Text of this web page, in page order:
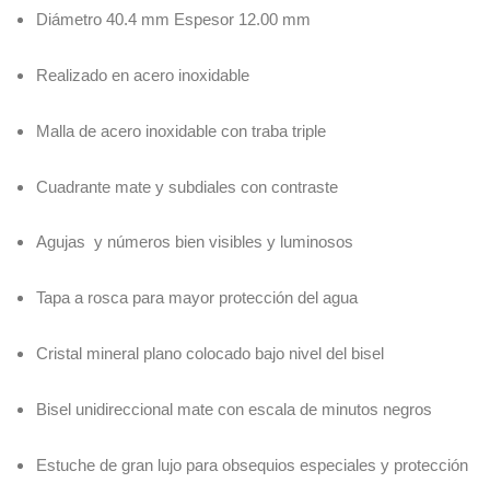
Diámetro 40.4 mm Espesor 12.00 mm
Realizado en acero inoxidable
Malla de acero inoxidable con traba triple
Cuadrante mate y subdiales con contraste
Agujas y números bien visibles y luminosos
Tapa a rosca para mayor protección del agua
Cristal mineral plano colocado bajo nivel del bisel
Bisel unidireccional mate con escala de minutos negros
Estuche de gran lujo para obsequios especiales y protección